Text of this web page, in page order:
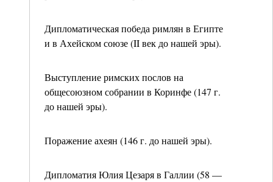
Дипломатическая победа римлян в Египте
и в Ахейском союзе (II век до нашей эры).
Выступление римских послов на
общесоюзном собрании в Коринфе (147 г.
до нашей эры).
Поражение ахеян (146 г. до нашей эры).
Дипломатия Юлия Цезаря в Галлии (58 —